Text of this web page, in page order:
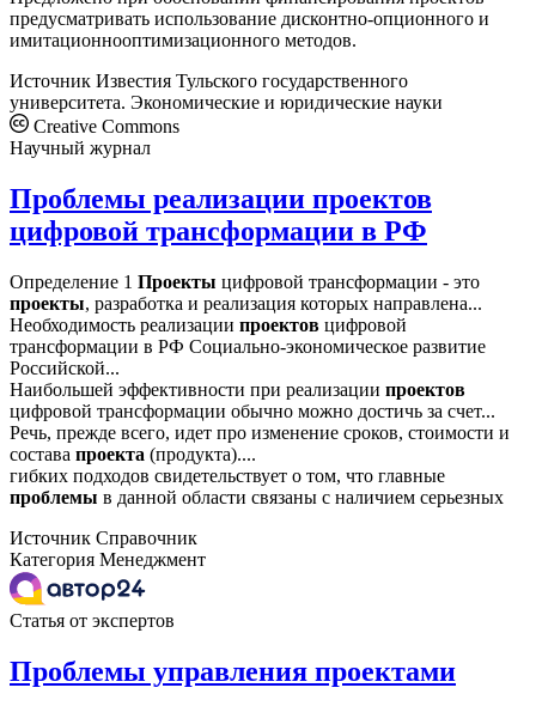
предусматривать использование дисконтно-опционного и
имитационнооптимизационного методов.
Источник Известия Тульского государственного
университета. Экономические и юридические науки
Creative Commons
Научный журнал
Проблемы реализации проектов
цифровой трансформации в РФ
Определение 1 Проекты цифровой трансформации - это
проекты, разработка и реализация которых направлена...
Необходимость реализации проектов цифровой
трансформации в РФ Социально-экономическое развитие
Российской...
Наибольшей эффективности при реализации проектов
цифровой трансформации обычно можно достичь за счет...
Речь, прежде всего, идет про изменение сроков, стоимости и
состава проекта (продукта)....
гибких подходов свидетельствует о том, что главные
проблемы в данной области связаны с наличием серьезных
Источник Справочник
Категория Менеджмент
Статья от экспертов
Проблемы управления проектами